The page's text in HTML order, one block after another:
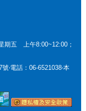
期五 上午8:00~12:00；
‧電話：06-6521038‧本